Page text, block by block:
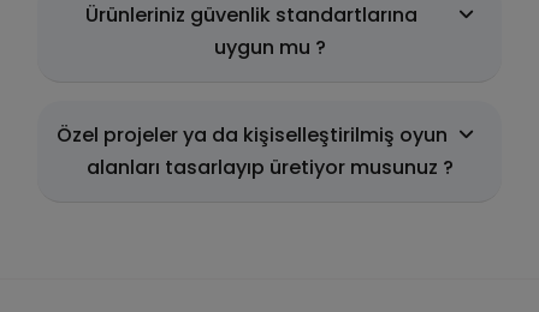
Ürünleriniz güvenlik standartlarına
uygun mu ?
Özel projeler ya da kişiselleştirilmiş oyun
alanları tasarlayıp üretiyor musunuz ?